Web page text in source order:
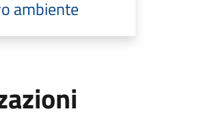
ambiente